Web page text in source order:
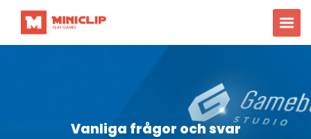
Vanliga frågor och svar